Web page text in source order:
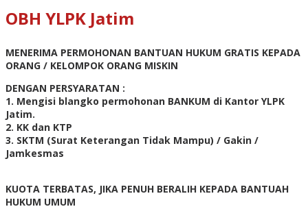
OBH YLPK Jatim
MENERIMA PERMOHONAN BANTUAN HUKUM GRATIS KEPADA
ORANG / KELOMPOK ORANG MISKIN
DENGAN PERSYARATAN :
1. Mengisi blangko permohonan BANKUM di Kantor YLPK
Jatim.
2. KK dan KTP
3. SKTM (Surat Keterangan Tidak Mampu) / Gakin /
Jamkesmas
KUOTA TERBATAS, JIKA PENUH BERALIH KEPADA BANTUAH
HUKUM UMUM